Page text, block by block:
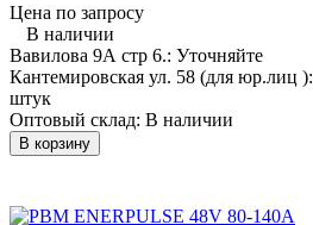
Цена по запросу
В наличии
Вавилова 9А стр 6.: Уточняйте
Кантемировская ул. 58 (для юр.лиц ):
штук
Оптовый склад: В наличии
В корзину